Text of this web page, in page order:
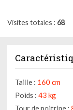
Visites totales 68
Taille : 160 cm
Poids : 43 kg
Tour de poitrine :